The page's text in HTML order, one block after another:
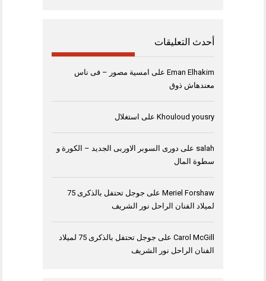
أحدث التعليقات
Eman Elhakim على امسية مصور – فى ناس
معندهاش ذوق
Khouloud yousry على استغلال
salah على دورى السوبر الاوربى الجديد – الكورة و
سطوة المال
Meriel Forshaw على
جوجل تحتفل بالذكرى 75
لميلاد الفنان الراحل نور الشريف
Carol McGill على
جوجل تحتفل بالذكرى 75 لميلاد
الفنان الراحل نور الشريف